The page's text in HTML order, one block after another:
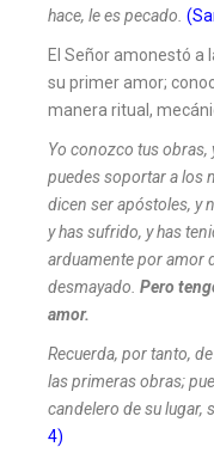
hace, le es pecado.
El Señor amonestó a
su primer amor;
manera ritual,
Yo conozco tus obras,
puedes soportar a los
dicen ser apóstoles, y
y has sufrido, y has
arduamente por amor
desmayado. Pero
amor.
Recuerda, por tanto,
las primeras obras;
candelero de su lugar,
4)